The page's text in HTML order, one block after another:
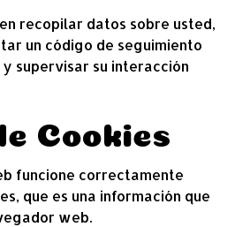
recopilar datos sobre usted,
un código de seguimiento
supervisar su interacción
Cookies
funcione correctamente
que es una información que
web.